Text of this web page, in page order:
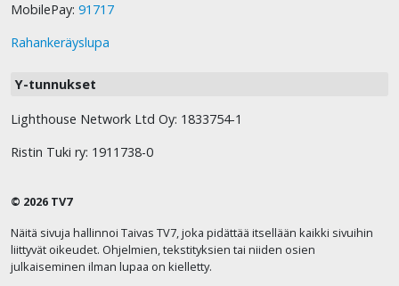
MobilePay: 91717
Rahankeräyslupa
Y-tunnukset
Lighthouse Network Ltd Oy: 1833754-1
Ristin Tuki ry: 1911738-0
© 2026 TV7
Näitä sivuja hallinnoi Taivas TV7, joka pidättää itsellään kaikki sivuihin
liittyvät oikeudet. Ohjelmien, tekstityksien tai niiden osien
julkaiseminen ilman lupaa on kielletty.